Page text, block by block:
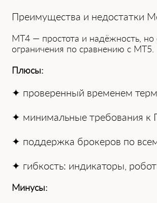
Преимущества и недостатки
MT4 — простота и надёжность, но
ограничения по сравнению с MT5.
Плюсы:
✦ проверенный временем
✦ минимальные требования к
✦ поддержка брокеров по
✦ гибкость: индикаторы,
Минусы: